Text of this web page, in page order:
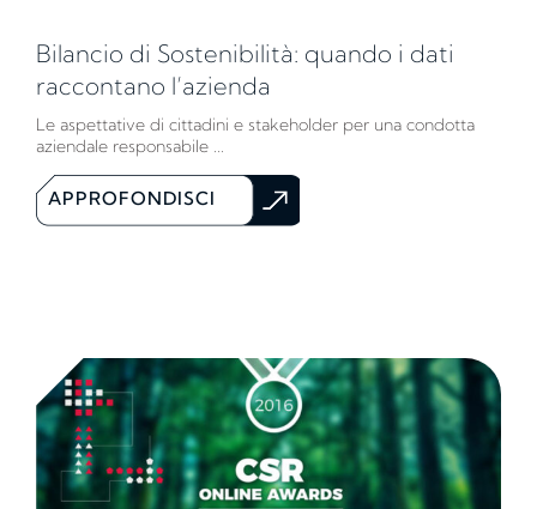
Bilancio di Sostenibilità: quando i dati
raccontano l’azienda
Le aspettative di cittadini e stakeholder per una condotta
aziendale responsabile ...
APPROFONDISCI